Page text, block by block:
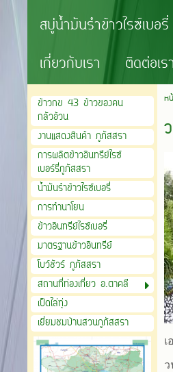
สบู่น้ำมันรำข้าวไรซ์เบอรี่
เกี่ยวกับเรา
ติดต่อเรา
ข้าวกข 43 ข้าวของคน
กลัวอ้วน
งานแสดงสินค้า ภูภัสสรา
การผลิตข้าวอินทรีย์ไรซ์
เบอร์รี่ภูภัสสรา
น้ำมันรำข้าวไรซ์เบอรี่
การทำนาโยน
ข้าวอินทรีย์ไรซ์เบอรี่
มาตรฐานข้าวอินทรีย์
โบว์ชัวร์ ภูภัสสรา
สถานที่ท่องเที่ยว อ.ตาคลี
เป็ดไล่ทุ่ง
เยี่ยมชมบ้านสวนภูภัสสรา
ห